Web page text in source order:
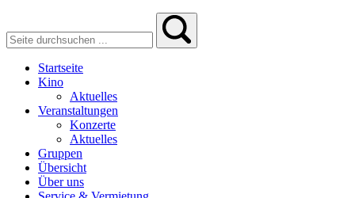
Startseite
Kino
Aktuelles
Veranstaltungen
Konzerte
Aktuelles
Gruppen
Übersicht
Über uns